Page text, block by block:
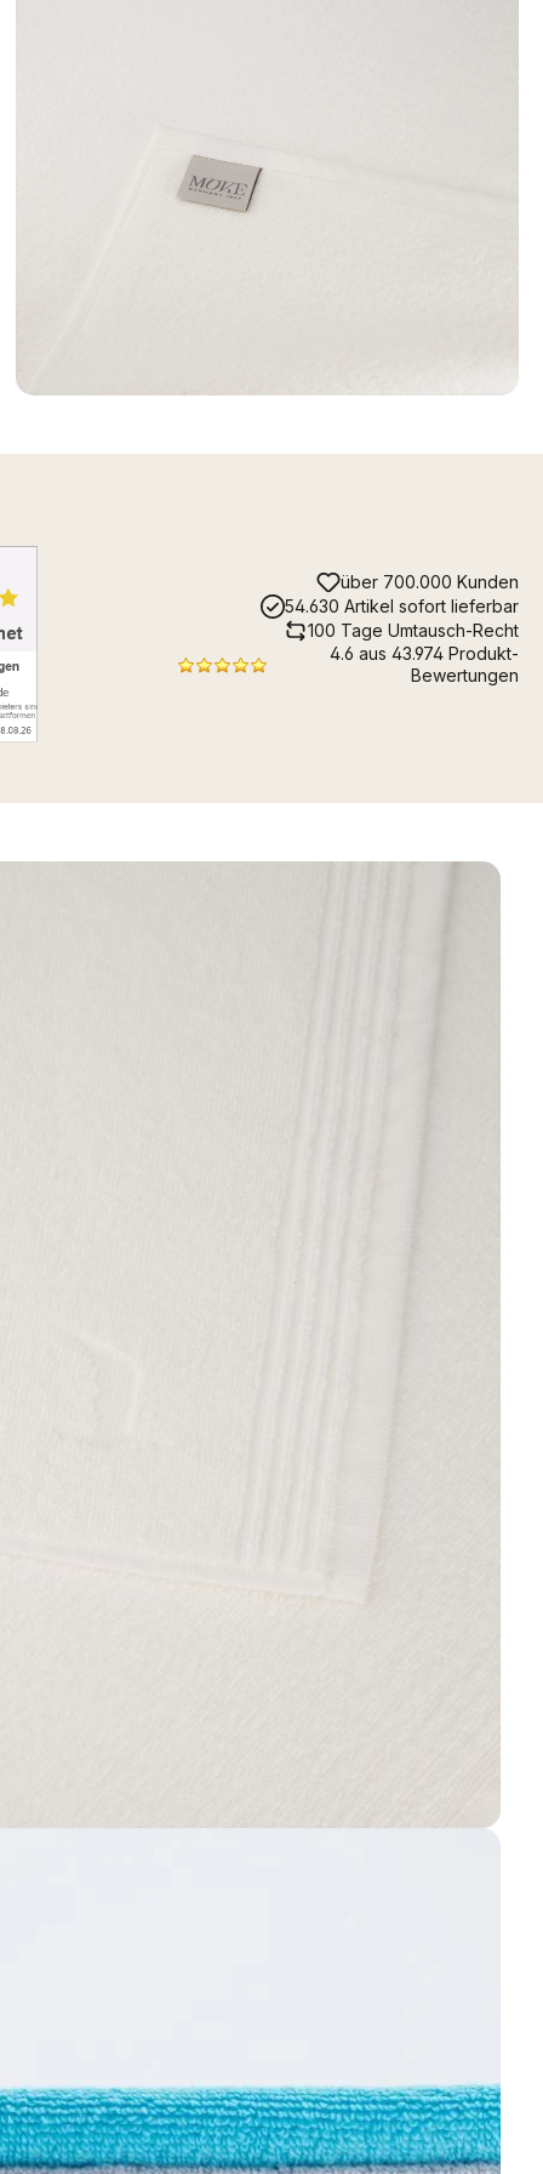
über 700.000 Kunden
54.630 Artikel sofort lieferbar
100 Tage Umtausch-Recht
4.6 aus 43.974 Produkt-
Bewertungen